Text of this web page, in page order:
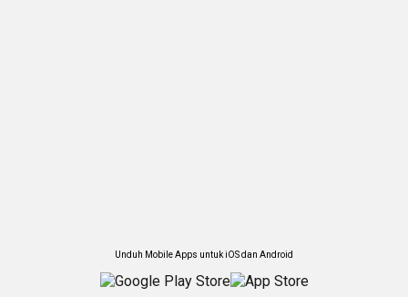
Unduh Mobile Apps untuk iOS dan Android